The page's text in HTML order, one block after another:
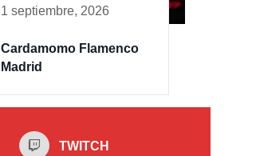
1 septiembre, 2026
Cardamomo Flamenco
Madrid
TWITCH